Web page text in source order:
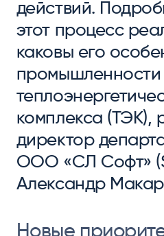
действий.
этот процесс
каковы его
промышленности
комплекса (ТЭК),
директор
ООО «СЛ Софт»
Александр
Новые